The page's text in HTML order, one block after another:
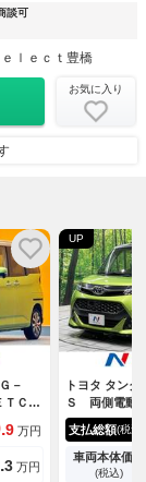
談可
ｌｅｃｔ豊橋
お気に入り
－
ＴＣ
ライ
ント
テ
トラ
9 万円
3 万円
UP
トヨタ タン
Ｓ 両側電動
Ｄナビ バッ
トアシスト
コ スマート
ド ＥＴＣ
支払総額(税込)
車両本体価格
(税込)